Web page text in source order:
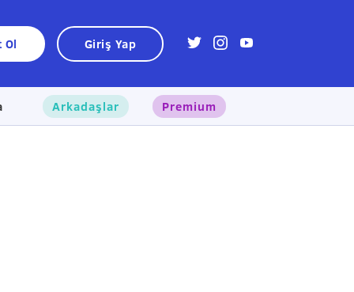
Ol Giriş Yap
Arkadaşlar Premium